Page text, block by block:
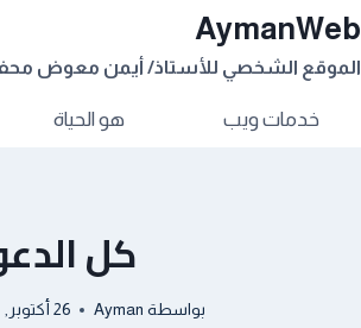
AymanWeb
الموقع الشخصي للأستاذ/ أيمن معوض
خدمات ويب هو الحياة
كل
بواسطة Ayman 26 أكتوبر, 2018